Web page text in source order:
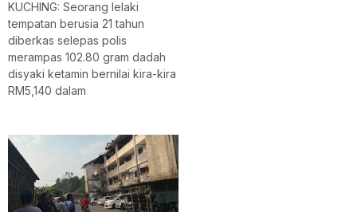
KUCHING: Seorang lelaki
tempatan berusia 21 tahun
diberkas selepas polis
merampas 102.80 gram dadah
disyaki ketamin bernilai kira-kira
RM5,140 dalam